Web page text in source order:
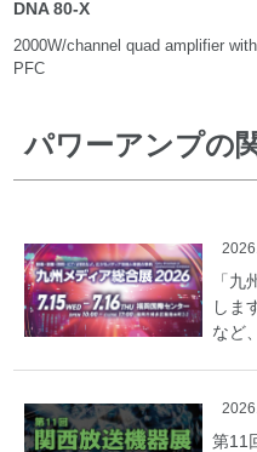
DNA 80-X
2000W/channel quad amplifier with
PFC
パワーアンプの
「
しま
など
第11